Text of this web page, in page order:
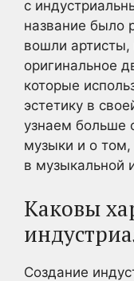
с
название было
вошли артисты,
оригинальное
которые
эстетику в
узнаем больше
музыки и о том,
в музыкальной
Каковы
Создание